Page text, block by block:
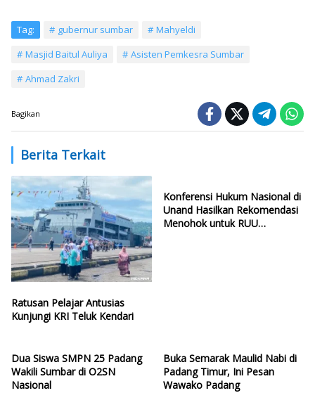
Tag: gubernur sumbar
Mahyeldi
Masjid Baitul Auliya
Asisten Pemkesra Sumbar
Ahmad Zakri
Bagikan
Berita Terkait
Ratusan Pelajar Antusias
Kunjungi KRI Teluk Kendari
Konferensi Hukum Nasional di
Unand Hasilkan Rekomendasi
Menohok untuk RUU
Dua Siswa SMPN 25 Padang
Wakili Sumbar di O2SN
Nasional
Buka Semarak Maulid Nabi di
Padang Timur, Ini Pesan
Wawako Padang